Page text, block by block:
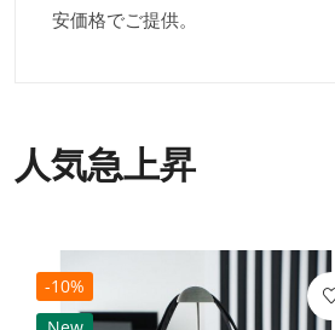
安価格でご提供。
人気急上昇
-10%